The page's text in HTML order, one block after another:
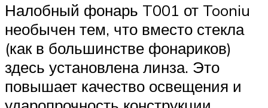
Налобный фонарь T001 от Tooniu
необычен тем, что вместо стекла
(как в большинстве фонариков)
здесь установлена линза. Это
повышает качество освещения и